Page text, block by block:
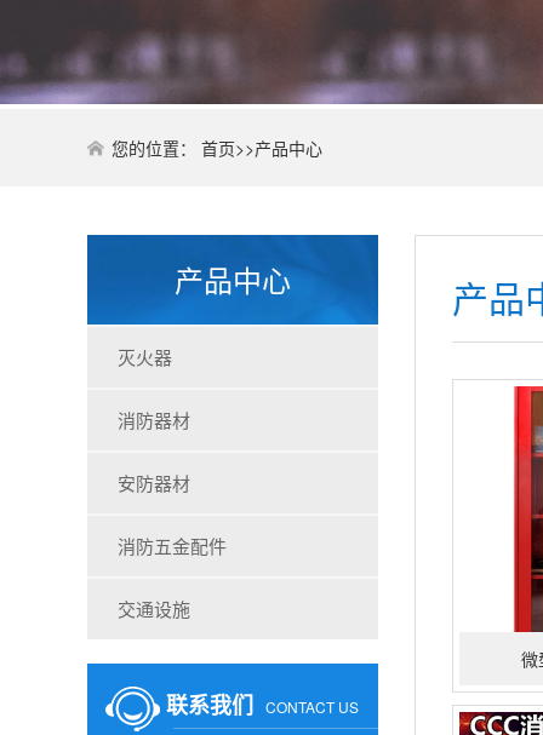
您的位置： 首页>>产品中心
产品中心
灭火器
消防器材
安防器材
消防五金配件
交通设施
联系我们 CONTACT US
产品
微